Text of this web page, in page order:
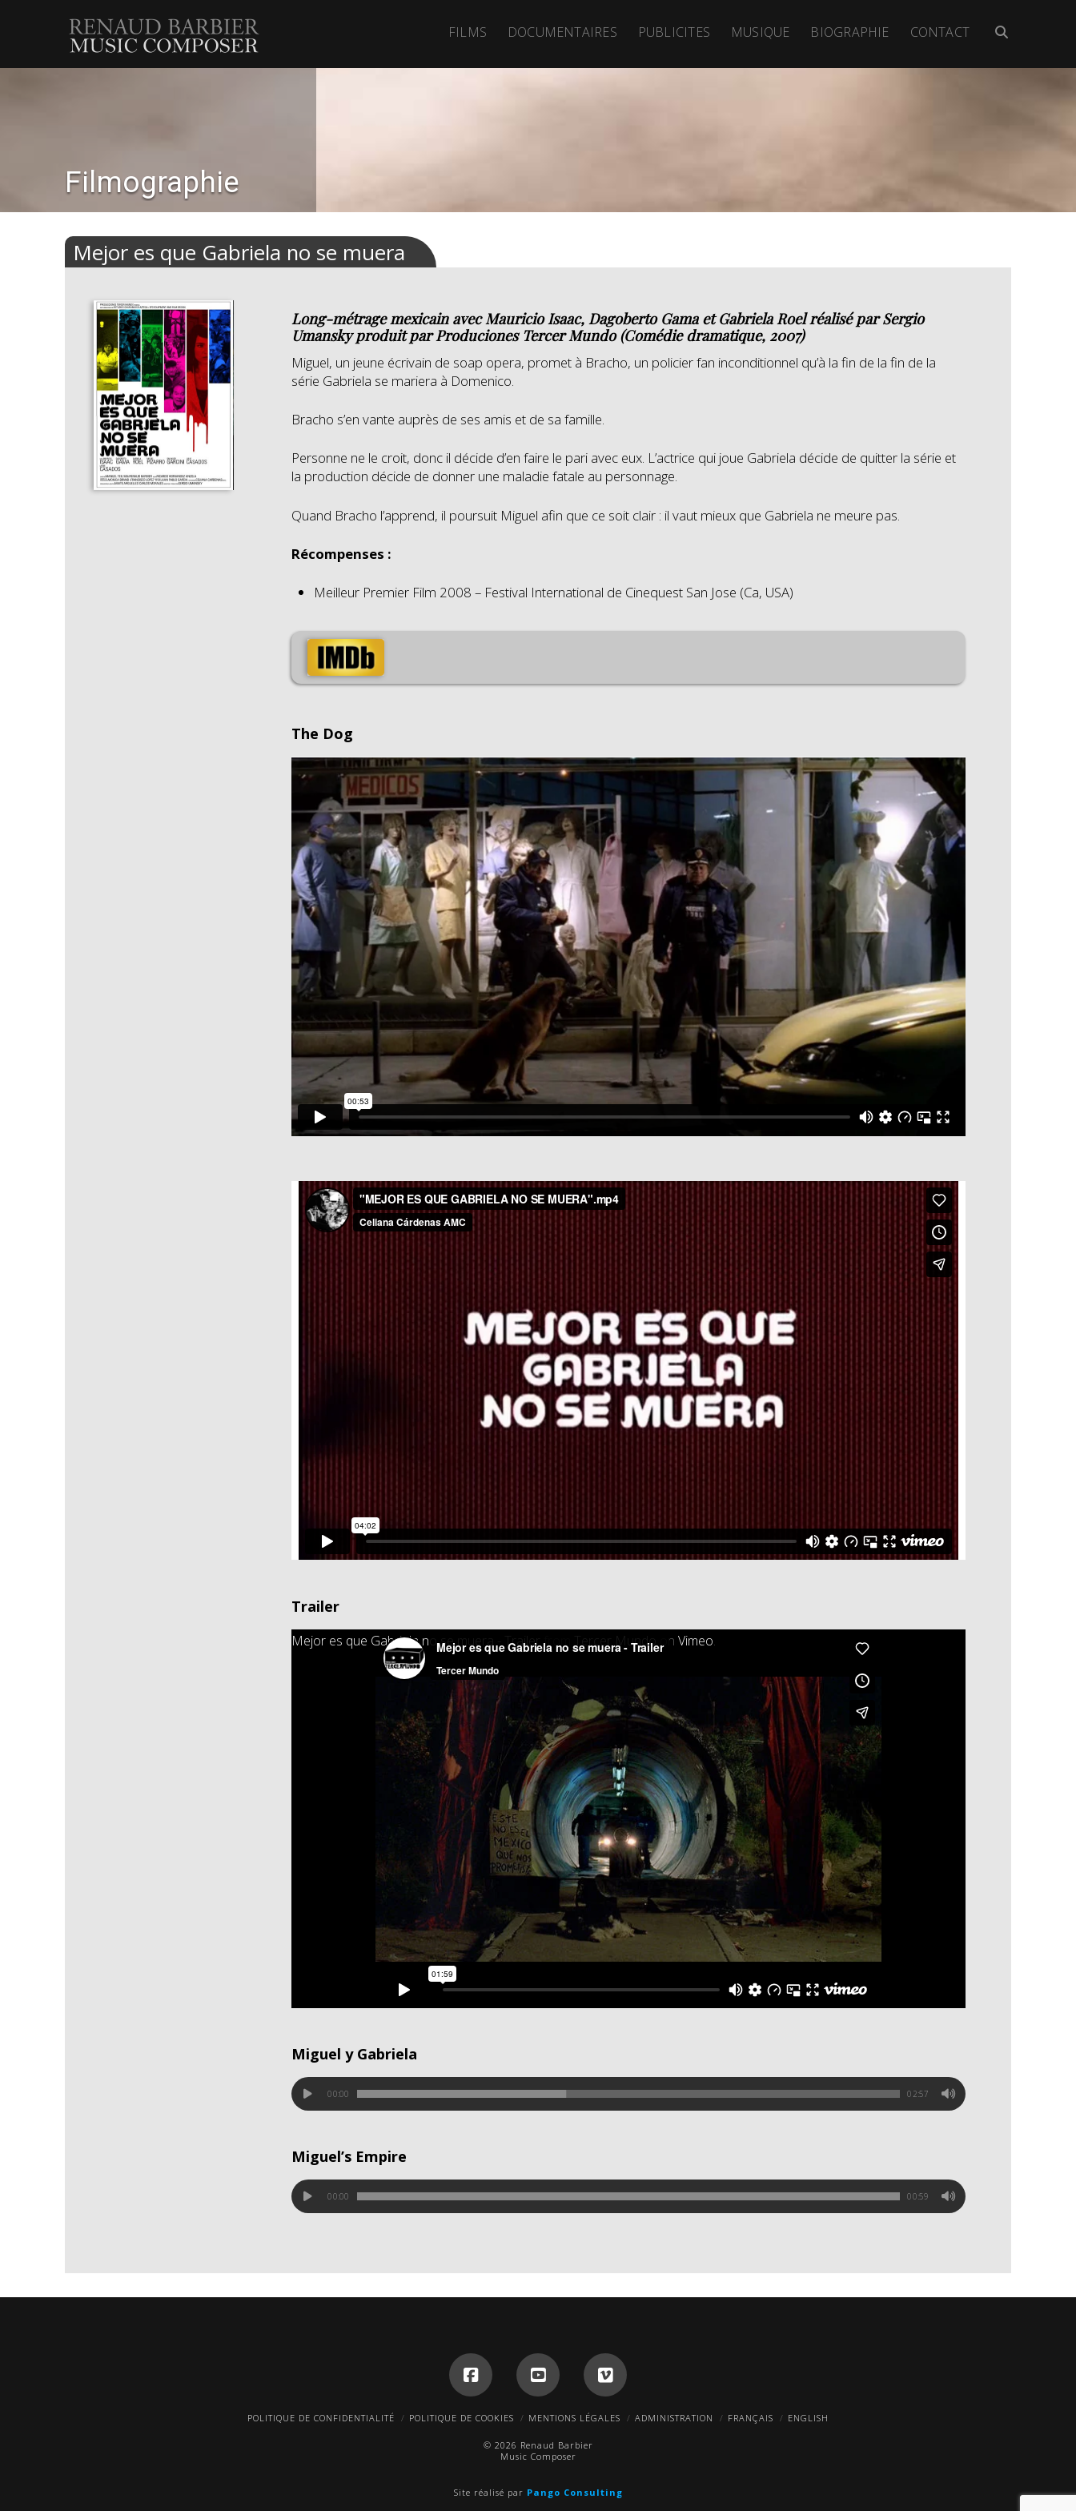
Renaud
Barbier
FILMS DOCUMENTAIRES PUBLICITES MUSIQUE BIOGRAPHIE CONTACT
Filmographie
Mejor es que Gabriela no se muera
Long-métrage mexicain avec Mauricio Isaac, Dagoberto Gama et Gabriela Roel réalisé par Sergio
Umansky produit par Produciones Tercer Mundo (Comédie dramatique, 2007)
Miguel, un jeune écrivain de soap opera, promet à Bracho, un policier fan inconditionnel qu’à la fin de la fin de la
série Gabriela se mariera à Domenico.
Bracho s’en vante auprès de ses amis et de sa famille.
Personne ne le croit, donc il décide d’en faire le pari avec eux. L’actrice qui joue Gabriela décide de quitter la série et
la production décide de donner une maladie fatale au personnage.
Quand Bracho l’apprend, il poursuit Miguel afin que ce soit clair : il vaut mieux que Gabriela ne meure pas.
Récompenses :
Meilleur Premier Film 2008 – Festival International de Cinequest San Jose (Ca, USA)
The Dog
Trailer
Mejor es que Gabriela no se muera - Trailer from Tercer Mundo on Vimeo.
Miguel y Gabriela
00:00 02:57
Miguel’s Empire
00:00 00:59
POLITIQUE DE CONFIDENTIALITÉ POLITIQUE DE COOKIES MENTIONS LÉGALES ADMINISTRATION FRANÇAIS ENGLISH
© 2026 Renaud Barbier
Music Composer
Site réalisé par Pango Consulting